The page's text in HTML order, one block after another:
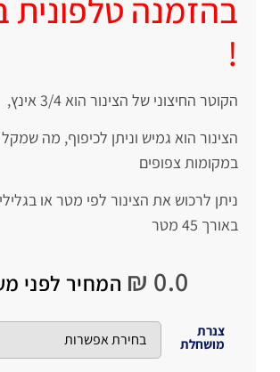
בהזמנה טלפונית
!
הקוטר החיצוני של הצינור הוא 3/4 אינץ,
הצינור הוא גמיש וניתן לכיפוף, מה
במקומות צפופים
ניתן לרכוש את הצינור לפי מטר או
באורך 45 מטר
₪ 0.0 המחיר לפני
צנרת
מושחלת